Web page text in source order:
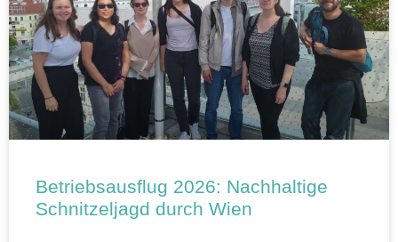
Betriebsausflug 2026: Nachhaltige
Schnitzeljagd durch Wien